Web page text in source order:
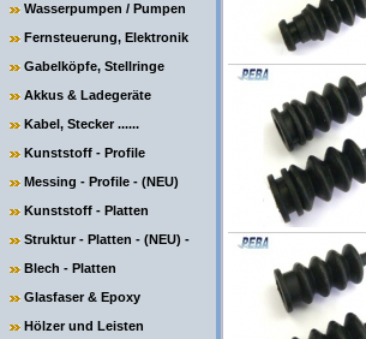
Wasserpumpen / Pumpen
Fernsteuerung, Elektronik
Gabelköpfe, Stellringe
Akkus & Ladegeräte
Kabel, Stecker ......
Kunststoff - Profile
Messing - Profile - (NEU)
Kunststoff - Platten
Struktur - Platten - (NEU) -
Blech - Platten
Glasfaser & Epoxy
Hölzer und Leisten